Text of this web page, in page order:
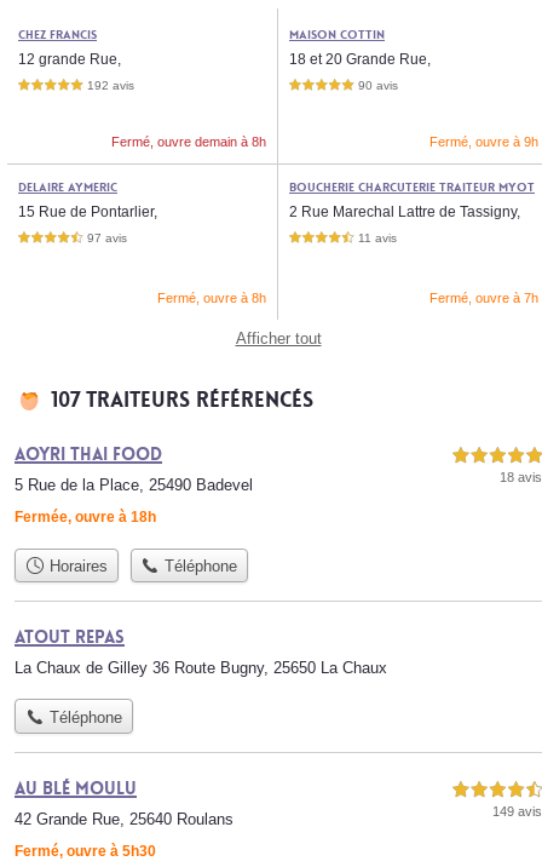
Chez Francis
12 grande Rue,
5,0 étoiles sur 5 192 avis
Fermé, ouvre demain à 8h
Maison Cottin
18 et 20 Grande Rue,
5,0 étoiles sur 5 90 avis
Fermé, ouvre à 9h
DELAIRE Aymeric
15 Rue de Pontarlier,
4,5 étoiles sur 5 97 avis
Fermé, ouvre à 8h
Boucherie Charcuterie Traiteur Myot
te Noël
2 Rue Marechal Lattre de Tassigny,
4,5 étoiles sur 5 11 avis
Fermé, ouvre à 7h
Afficher tout
107 traiteurs référencés
Aoyri Thai Food
5 Rue de la Place, 25490 Badevel
Fermée, ouvre à 18h
5,0 étoiles sur 5
18 avis
Horaires Téléphone
Atout Repas
La Chaux de Gilley 36 Route Bugny, 25650 La Chaux
Téléphone
Au Blé Moulu
42 Grande Rue, 25640 Roulans
Fermé, ouvre à 5h30
4,5 étoiles sur 5
149 avis